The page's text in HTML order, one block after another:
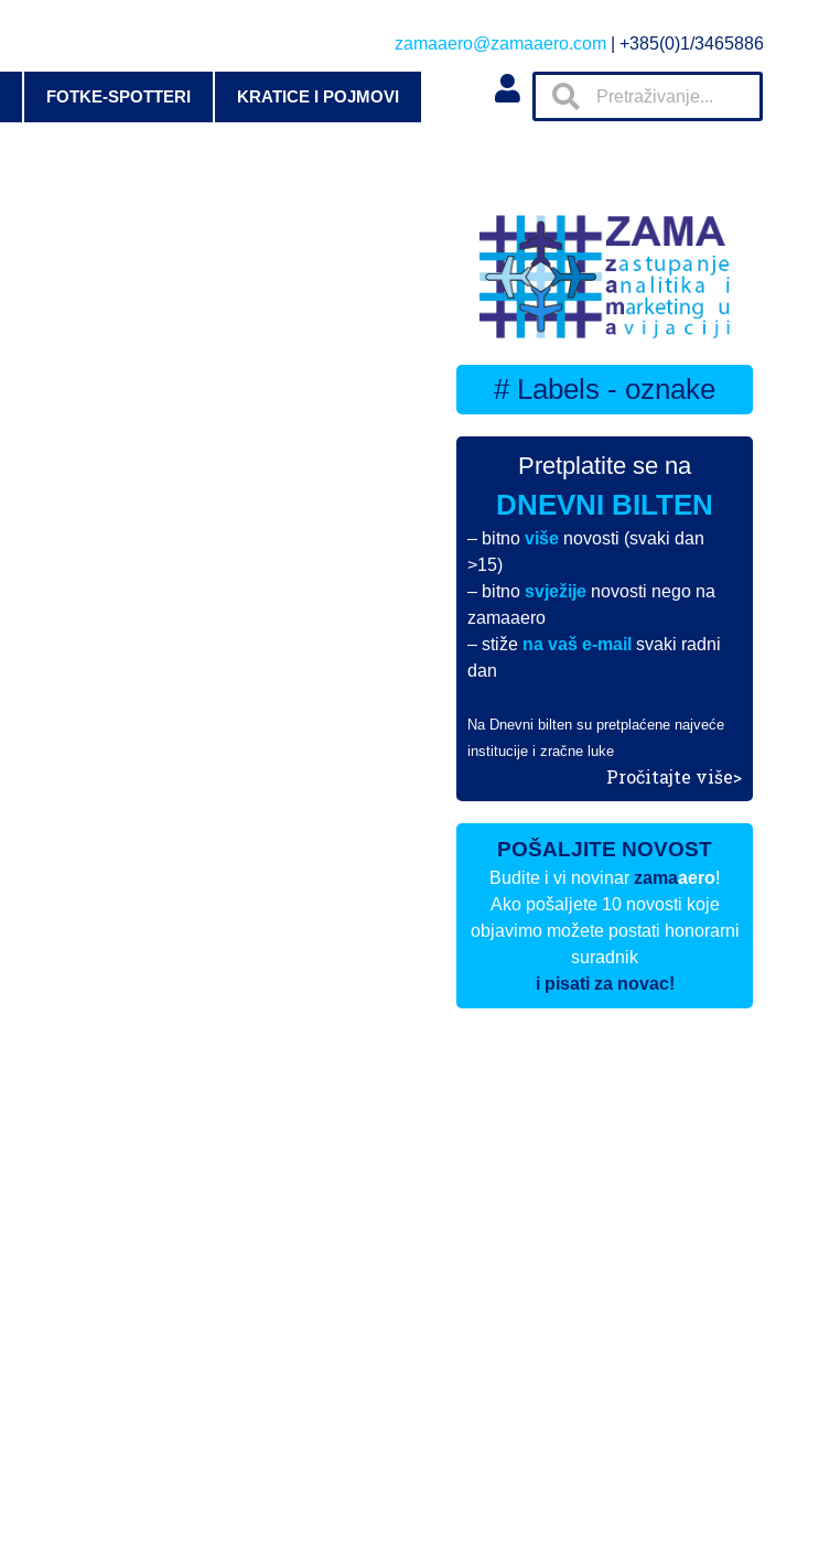
zamaaero@zamaaero.com | +385(0)1/3465886
FOTKE-SPOTTERI KRATICE I POJMOVI
# Labels - oznake
Pretplatite se na
DNEVNI BILTEN
– bitnoviše novosti (svaki dan
>15)
– bitnosvježije novosti nego na
zamaaero
– stiže na vaš e-mail svaki radni
dan
Na Dnevni bilten su pretplaćene najveće
institucije i zračne luke
Pročitajte više>
POŠALJITE NOVOST
Budite i vi novinarzamaaero!
Ako pošaljete 10 novosti koje
objavimo možete postati honorarni
suradnik
i pisati za novac!